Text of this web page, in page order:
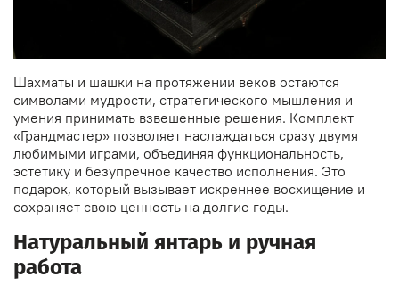
Шахматы и шашки на протяжении веков остаются
символами мудрости, стратегического мышления и
умения принимать взвешенные решения. Комплект
«Грандмастер» позволяет наслаждаться сразу двумя
любимыми играми, объединяя функциональность,
эстетику и безупречное качество исполнения. Это
подарок, который вызывает искреннее восхищение и
сохраняет свою ценность на долгие годы.
Натуральный янтарь и ручная
работа